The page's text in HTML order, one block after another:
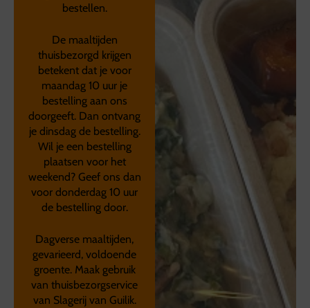
bestellen.
De maaltijden
thuisbezorgd krijgen
betekent dat je voor
maandag 10 uur je
bestelling aan ons
doorgeeft. Dan ontvang
je dinsdag de bestelling.
Wil je een bestelling
plaatsen voor het
weekend? Geef ons dan
voor donderdag 10 uur
de bestelling door.
Dagverse maaltijden,
gevarieerd, voldoende
groente. Maak gebruik
van thuisbezorgservice
van Slagerij van Guilik.